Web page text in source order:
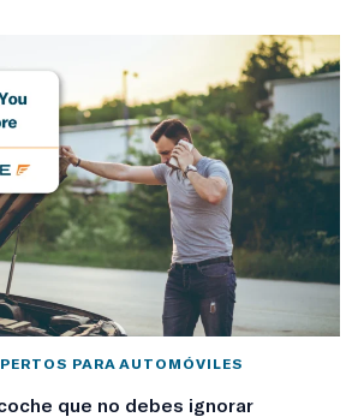
PARA AUTOMÓVILES
que no debes ignorar